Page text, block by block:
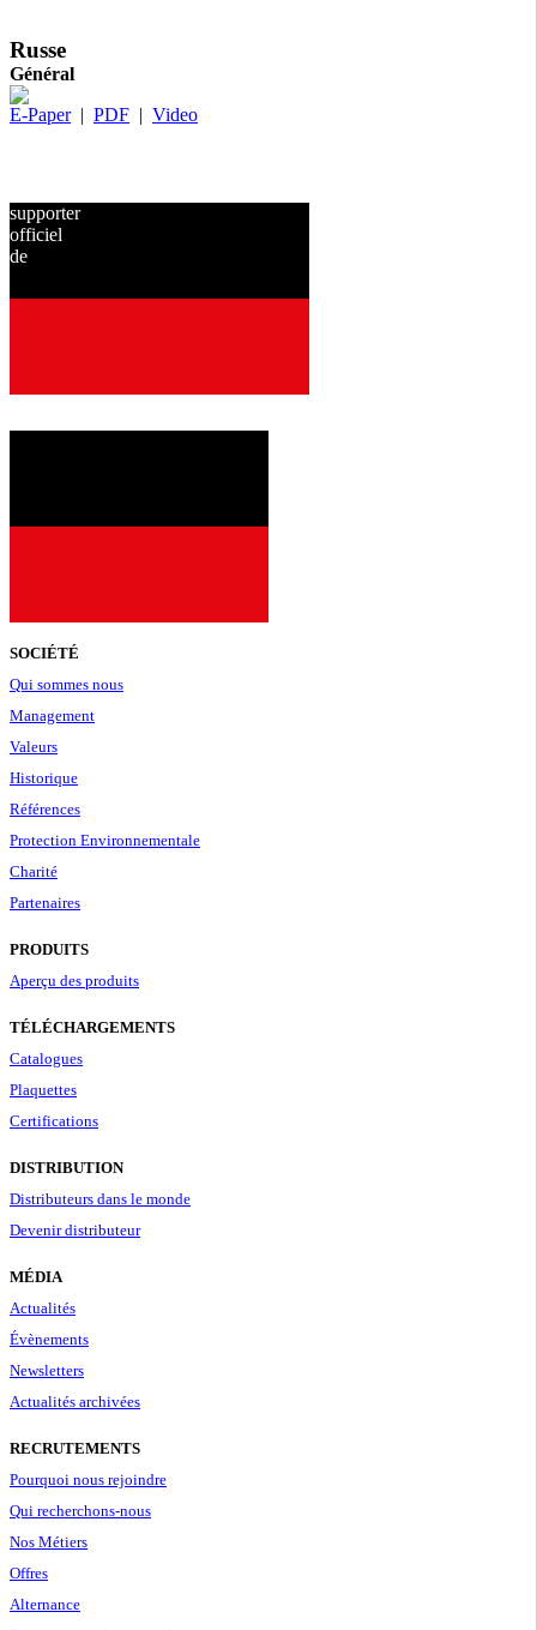
Russe
Général
E-Paper| PDF | Video
supporter
officiel
de
SOCIÉTÉ
Qui sommes nous
Management
Valeurs
Historique
Références
Protection Environnementale
Charité
Partenaires
PRODUITS
Aperçu des produits
TÉLÉCHARGEMENTS
Catalogues
Plaquettes
Certifications
DISTRIBUTION
Distributeurs dans le monde
Devenir distributeur
MÉDIA
Actualités
Évènements
Newsletters
Actualités archivées
RECRUTEMENTS
Pourquoi nous rejoindre
Qui recherchons-nous
Nos Métiers
Offres
Alternance